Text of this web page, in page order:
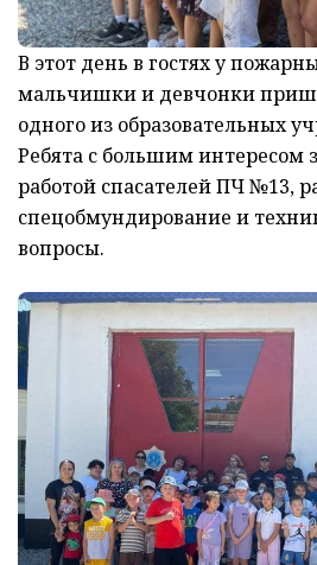
В этот день в гостях у
мальчишки и девчонки
одного из образовательных
Ребята с большим интересом
работой спасателей ПЧ №13,
спецобмундирование и
вопросы.